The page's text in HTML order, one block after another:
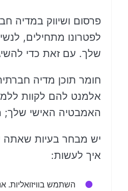
פרסום ושיווק במדיה
לפטרונו מתחילים,
שלך. עם זאת כדי
חומר תוכן מדיה
אלמנט להם לקוות
האמבטיה האישי שלך;
יש מבחר בעיות שאתה
איך לעשות:
השתמש בוויזואליות.